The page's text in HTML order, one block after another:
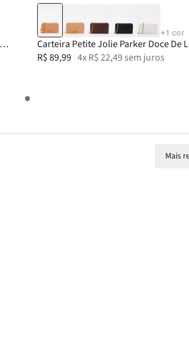
+1 cor
Carteira Petite Jolie Parker Doce De
PJ20300
R$89,99 4xR$22,49 sem juros
Mais